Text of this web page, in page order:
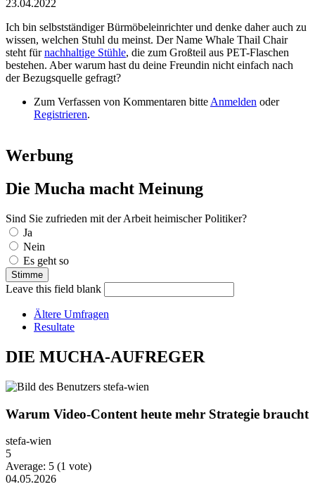
23.04.2022
Ich bin selbstständiger Bürmöbeleinrichter und denke daher auch zu
wissen, welchen Stuhl du meinst. Der Name Whale Thail Chair
steht fürnachhaltige Stühle, die zum Großteil aus PET-Flaschen
bestehen. Aber warum hast du deine Freundin nicht einfach nach
der Bezugsquelle gefragt?
Zum Verfassen von Kommentaren bitte Anmelden oder
Registrieren.
Werbung
Die Mucha macht Meinung
Sind Sie zufrieden mit der Arbeit heimischer Politiker?
Auswahlmöglichkeiten
Ja
Nein
Es geht so
Leave this field blank
Ältere Umfragen
Resultate
DIE MUCHA-AUFREGER
Warum Video-Content heute mehr Strategie braucht
stefa-wien
5
Average: 5 (1 vote)
04.05.2026